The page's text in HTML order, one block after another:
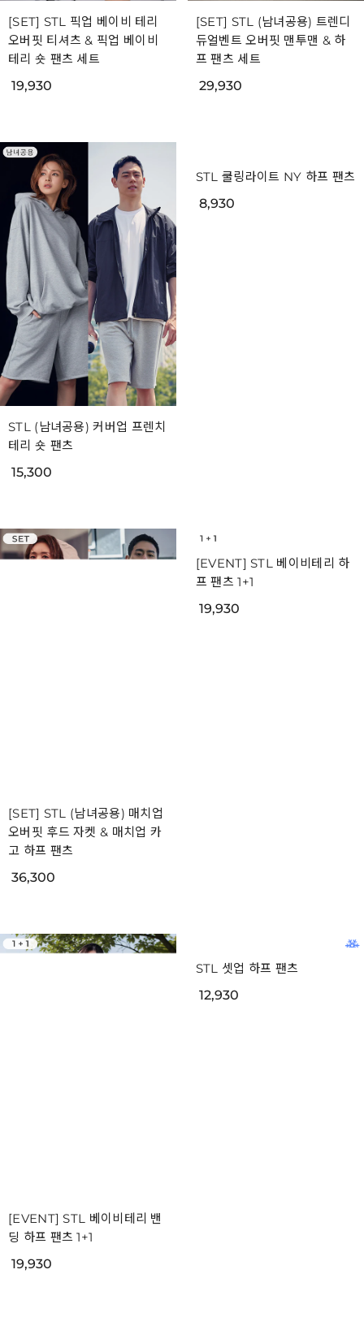
[SET] STL 픽업 베이비 테리
오버핏 티셔츠 & 픽업 베이비
테리 숏 팬츠 세트
19,930
[SET] STL (남녀공용) 트렌디
듀얼벤트 오버핏 맨투맨 & 하
프 팬츠 세트
29,930
STL (남녀공용) 커버업 프렌치
테리 숏 팬츠
15,300
[SET] STL (남녀공용) 매치업
오버핏 후드 자켓 & 매치업 카
고 하프 팬츠
36,300
[EVENT] STL 베이비테리 밴
딩 하프 팬츠 1+1
19,930